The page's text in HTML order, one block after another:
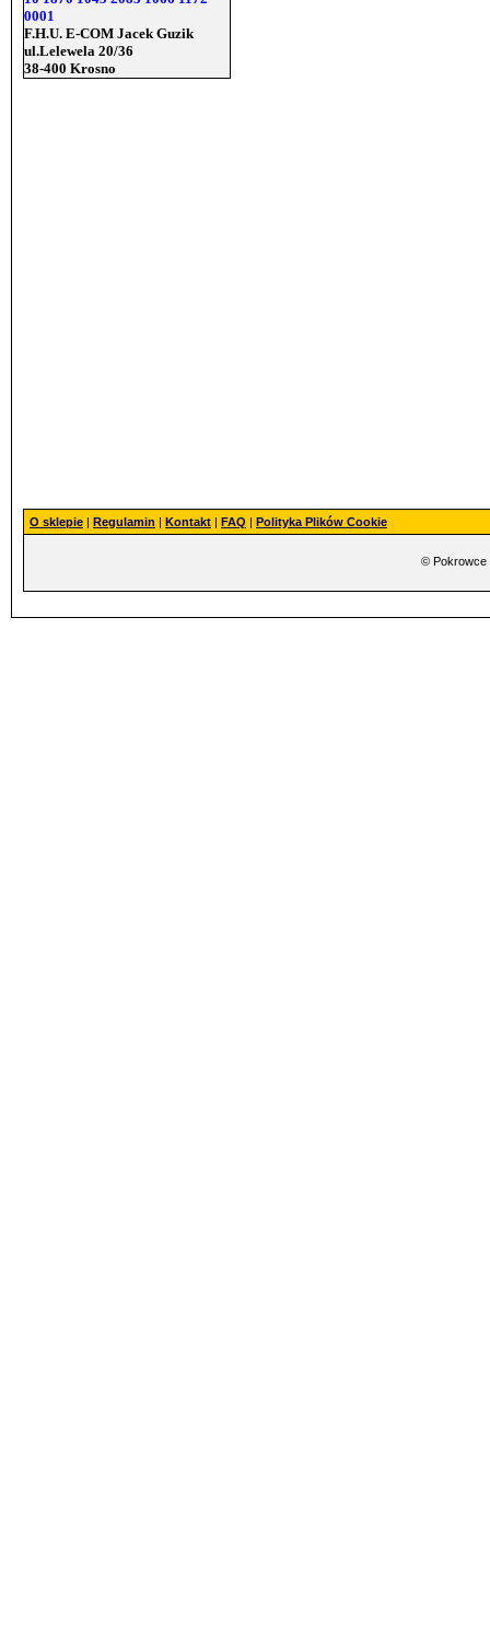
0001
F.H.U. E-COM Jacek Guzik
ul.Lelewela 20/36
38-400 Krosno
O sklepie | Regulamin | Kontakt | FAQ | Polityka Plików Cookie
© Pokrowce